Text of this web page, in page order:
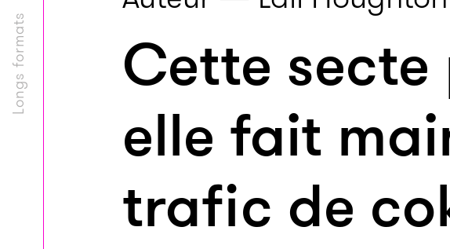
Longs formats
Cette
elle fait
trafic de